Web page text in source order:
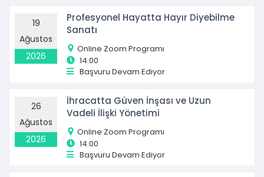
19
Ağustos
2026
Profesyonel Hayatta Hayır Diyebilme
Sanatı
Online Zoom Programı
14:00
Başvuru Devam Ediyor
26
Ağustos
2026
İhracatta Güven İnşası ve Uzun
Vadeli İlişki Yönetimi
Online Zoom Programı
14:00
Başvuru Devam Ediyor